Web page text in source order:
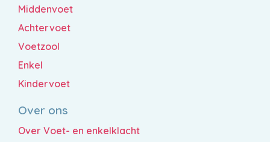
Middenvoet
Achtervoet
Voetzool
Enkel
Kindervoet
Over ons
Over Voet- en enkelklacht